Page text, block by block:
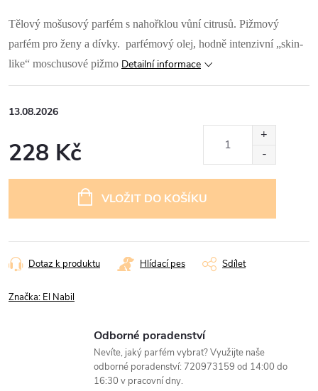
Tělový mošusový parfém s nahořklou vůní citrusů. Pižmový
parfém pro ženy a dívky. parfémový olej, hodně intenzivní „skin-
like“ moschusové pižmo Detailní informace
13.08.2026
228 Kč
VLOŽIT DO KOŠÍKU
Dotaz k produktu Hlídací pes Sdílet
Značka: El Nabil
Odborné poradenství
Nevíte, jaký parfém vybrat? Využijte naše
odborné poradenství: 720973159 od 14:00 do
16:30 v pracovní dny.